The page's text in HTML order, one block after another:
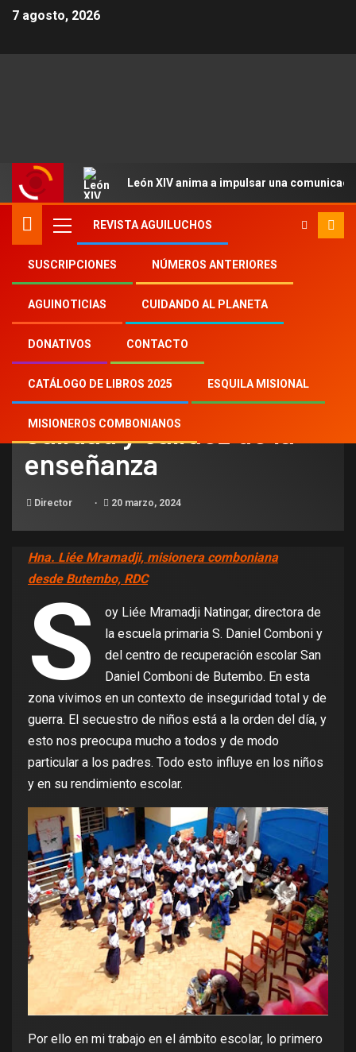
7 agosto, 2026
León XIV anima a impulsar una
REVISTA AGUILUCHOS
SUSCRIPCIONES NÚMEROS ANTERIORES
AGUINOTICIAS CUIDANDO AL PLANETA
DONATIVOS CONTACTO
CATÁLOGO DE LIBROS 2025 ESQUILA MISIONAL
MISIONEROS COMBONIANOS
Inicio 2024
20
Calidad y calidez de la enseñanza
NOTICIAS
Calidad y calidez de la
enseñanza
Director 20 marzo, 2024
Hna. Liée Mramadji, misionera comboniana
desde Butembo, RDC
S
oy Liée Mramadji Natingar, directora de
la escuela primaria S. Daniel Comboni y
del centro de recuperación escolar San
Daniel Comboni de Butembo. En esta
zona vivimos en un contexto de inseguridad total y de
guerra. El secuestro de niños está a la orden del día, y
esto nos preocupa mucho a todos y de modo
particular a los padres. Todo esto influye en los niños
y en su rendimiento escolar.
Por ello en mi trabajo en el ámbito escolar, lo primero